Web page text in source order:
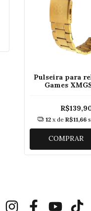
Pulseira para
Games
12 x de R$11,66
COMPRAR